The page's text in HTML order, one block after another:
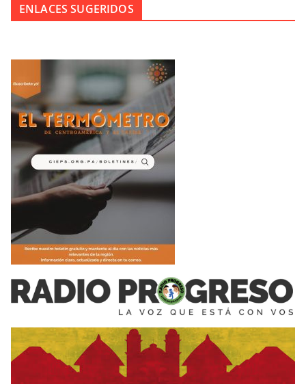
ENLACES SUGERIDOS